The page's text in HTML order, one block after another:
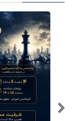
فصل دوم:
فصل سوم:
فصل چهارم:
فصل پنجم: